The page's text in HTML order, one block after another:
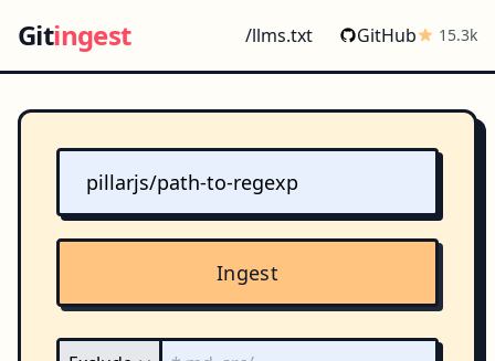
Gitingest /llms.txt GitHub 15.3k
Ingest